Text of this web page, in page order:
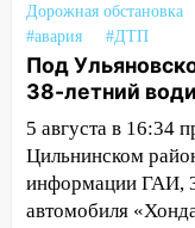
14:04 Жару
погоды в
выходные 8-9
В
полицейские
пассажира»
13:20 В
Дорожная обстановка
#авария
#ДТП
Под
38-летний
5 августа в 16:34
Цильнинском
информации ГАИ,
автомобиля